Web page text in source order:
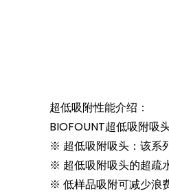
超低吸附性能介绍：
BIOFOUNT超低吸附吸
※ 超低吸附吸头：该系
※ 超低吸附吸头的超疏
※ 低样品吸附可减少浪